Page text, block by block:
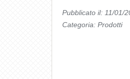
Pubblicato il: 11/01/
Categoria: Prodotti